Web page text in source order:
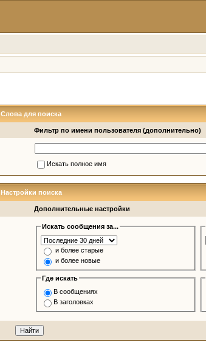
Слова для поиска
Фильтр по имени пользователя (дополнительно)
Искать полное имя
Настройки поиска
Дополнительные настройки
Искать сообщения за...
и более старые
и более новые
Где искать
В сообщениях
В заголовках